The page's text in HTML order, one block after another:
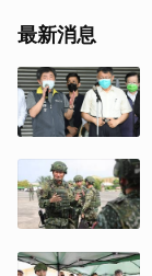
最新消息